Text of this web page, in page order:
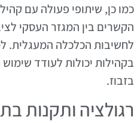
כמו כן, שיתופי פעולה עם
הקשרים בין המגזר העסקי
לחשיבות הכלכלה המעגלית.
בקהילות יכולות לעודד
בזבוז.
רגולציה ותקנות